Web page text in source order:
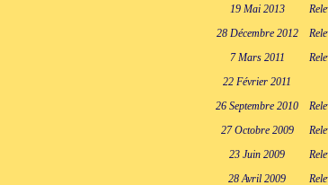
19 Mai 2013
28 Décembre 2012
7 Mars 2011
22 Février 2011
26 Septembre 2010
27 Octobre 2009
23 Juin 2009
28 Avril 2009